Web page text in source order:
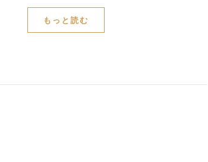
もっと読む